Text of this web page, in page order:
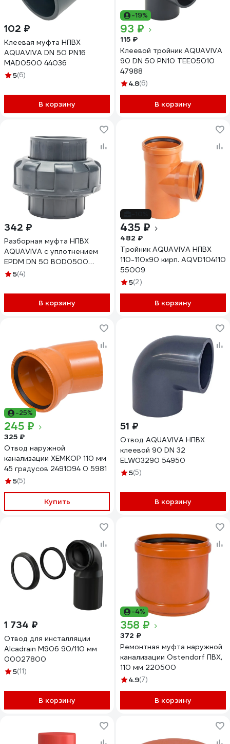
102 ₽
Клеевая муфта НПВХ
AQUAVIVA DN 50 PN16
MAD0500 44036
5(6)
В корзину
-19%
93 ₽
115 ₽
Клеевой тройник AQUAVIVA
90 DN 50 PN10 TEE05010
47988
4.8(6)
В корзину
342 ₽
Разборная муфта НПВХ
AQUAVIVA c уплотнением
EPDM DN 50 BOD0500
48001
5(4)
В корзину
435 ₽
482 ₽
Тройник AQUAVIVA НПВХ
110-110x90 кирп. AQVD104110
55009
5(2)
В корзину
-25%
245 ₽
325 ₽
Отвод наружной
канализации ХЕМКОР 110 мм
45 градусов 2491094 0 5981
5(5)
Купить
51 ₽
Отвод AQUAVIVA НПВХ
клеевой 90 DN 32
ELW03290 54950
5(5)
В корзину
1 734 ₽
Отвод для инсталляции
Alcadrain M906 90/110 мм
00027800
5(11)
В корзину
-4%
358 ₽
372 ₽
Ремонтная муфта наружной
канализации Ostendorf ПВХ,
110 мм 220500
4.9(7)
В корзину